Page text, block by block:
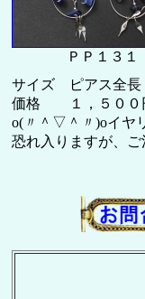
ＰＰ１３１
サイズ ピアス全
価格 １，５００
o(〃＾▽＾〃)oイヤ
恐れ入りますが、